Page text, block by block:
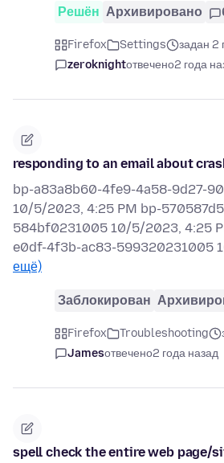
Решён Архивировано
Firefox Settings
задан 2
zeroknightотвечено2 года
responding to an email about
bp-a83a8b60-4fe9-4a58-9d27-
10/5/2023, 4:25 PM bp-
584bf0231005 10/5/2023, 4:25
e0df-4f3b-ac83-599320231005
ещё)
Заблокирован
Firefox Troubleshooting
Jamesотвечено2 года назад
spell check the entire web page/